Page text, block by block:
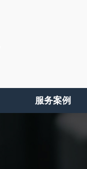
服务案例